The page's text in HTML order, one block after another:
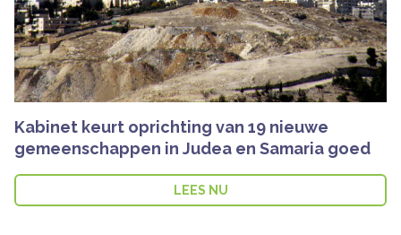
Kabinet keurt oprichting van 19 nieuwe
gemeenschappen in Judea en Samaria goed
LEES NU